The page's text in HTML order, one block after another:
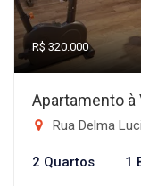
R$ 320.000
Apartamento à
Rua Delma Lucia da
2 Quartos 1